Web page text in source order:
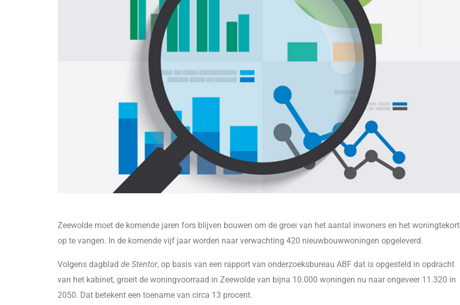
Zeewolde moet de komende jaren fors blijven bouwen om de groei van het aantal inwoners en het woningtekort
op te vangen. In de komende vijf jaar worden naar verwachting 420 nieuwbouwwoningen opgeleverd.
Volgens dagblad de Stentor, op basis van een rapport van onderzoeksbureau ABF dat is opgesteld in opdracht
van het kabinet, groeit de woningvoorraad in Zeewolde van bijna 10.000 woningen nu naar ongeveer 11.320 in
2050. Dat betekent een toename van circa 13 procent.